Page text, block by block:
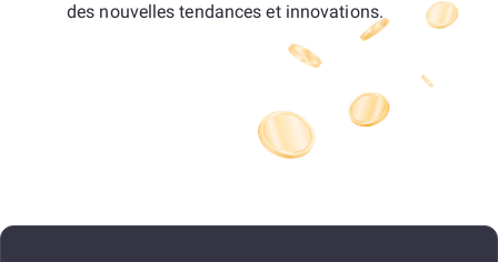
des nouvelles tendances et innovations.